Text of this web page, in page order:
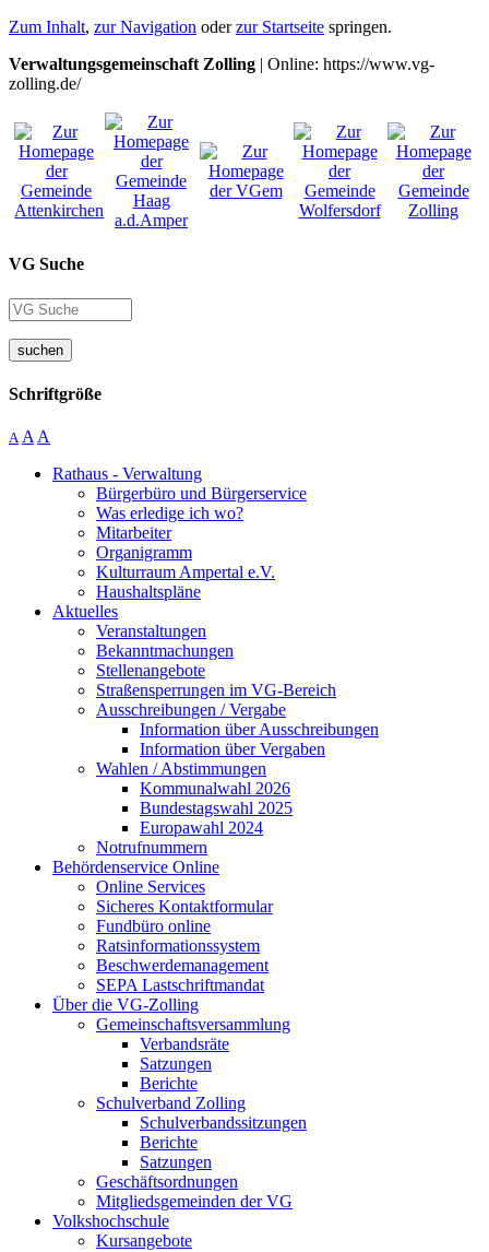
Zum Inhalt, zur Navigation oderzur Startseite springen.
Verwaltungsgemeinschaft Zolling | Online: https://www.vg-
zolling.de/
VG Suche
suchen
Schriftgröße
A A A
Rathaus - Verwaltung
Bürgerbüro und Bürgerservice
Was erledige ich wo?
Mitarbeiter
Organigramm
Kulturraum Ampertal e.V.
Haushaltspläne
Aktuelles
Veranstaltungen
Bekanntmachungen
Stellenangebote
Straßensperrungen im VG-Bereich
Ausschreibungen / Vergabe
Information über Ausschreibungen
Information über Vergaben
Wahlen / Abstimmungen
Kommunalwahl 2026
Bundestagswahl 2025
Europawahl 2024
Notrufnummern
Behördenservice Online
Online Services
Sicheres Kontaktformular
Fundbüro online
Ratsinformationssystem
Beschwerdemanagement
SEPA Lastschriftmandat
Über die VG-Zolling
Gemeinschaftsversammlung
Verbandsräte
Satzungen
Berichte
Schulverband Zolling
Schulverbandssitzungen
Berichte
Satzungen
Geschäftsordnungen
Mitgliedsgemeinden der VG
Volkshochschule
Kursangebote